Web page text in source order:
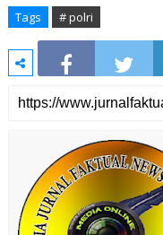
Tags # polri